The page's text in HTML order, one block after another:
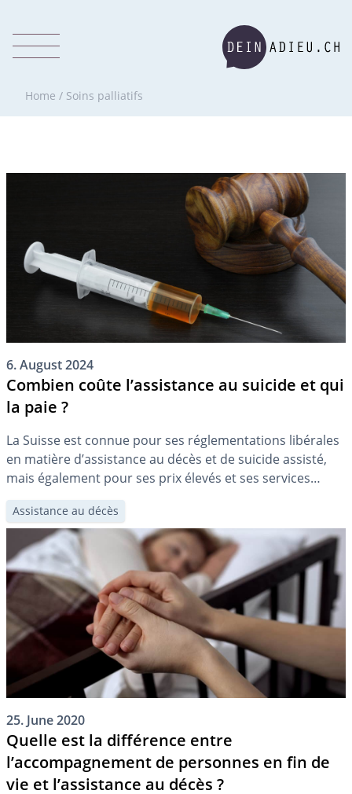
Home / Soins palliatifs
6. August 2024
Combien coûte l’assistance au suicide et qui
la paie ?
La Suisse est connue pour ses réglementations libérales
en matière d’assistance au décès et de suicide assisté,
mais également pour ses prix élevés et ses services
onéreux. Dans ce texte, nous expliquons le déroulement
essentiel et les coûts associés au suicide assisté.
Assistance au décès
25. June 2020
Quelle est la différence entre
l’accompagnement de personnes en fin de
vie et l’assistance au décès ?